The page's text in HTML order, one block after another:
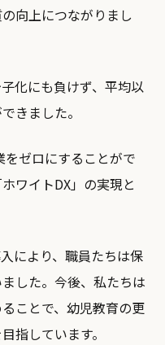
向上につながりまし
化にも負けず、平均以
きました。
をゼロにすることがで
ワイトDX」の実現と
により、職員たちは保
した。今後、私たちは
ことで、幼児教育の更
指しています。